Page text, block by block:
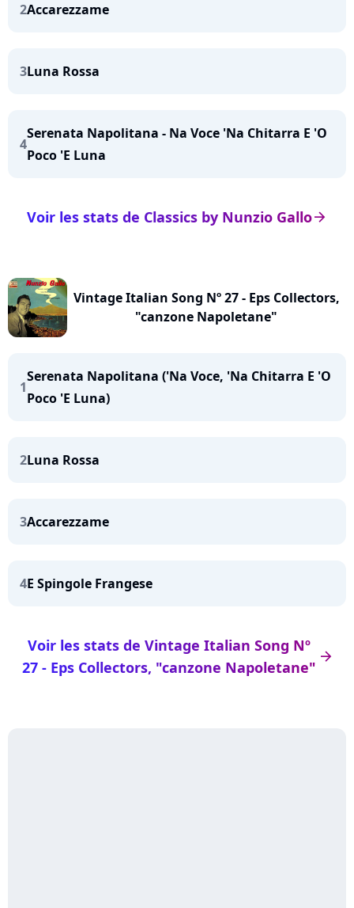
2Accarezzame
3Luna Rossa
4
Serenata Napolitana - Na Voce 'Na Chitarra E 'O
Poco 'E Luna
arrow_right
Voir les stats de Classics by Nunzio Gallo
Vintage Italian Song Nº 27 - Eps Collectors,
"canzone Napoletane"
1
Serenata Napolitana ('Na Voce, 'Na Chitarra E 'O
Poco 'E Luna)
2Luna Rossa
3Accarezzame
4E Spingole Frangese
arrow_right
Voir les stats de Vintage Italian Song Nº
27 - Eps Collectors, "canzone Napoletane"